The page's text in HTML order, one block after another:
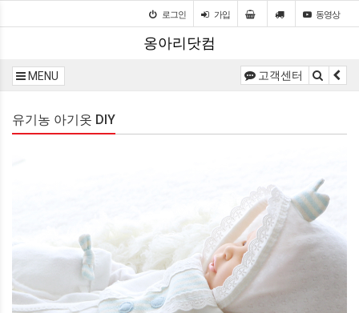
로그인 가입 동영상
옹아리닷컴
MENU 고객센터
유기농 아기옷 DIY